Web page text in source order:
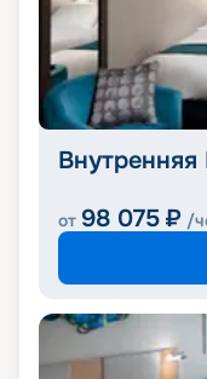
от 98 075 ₽ /